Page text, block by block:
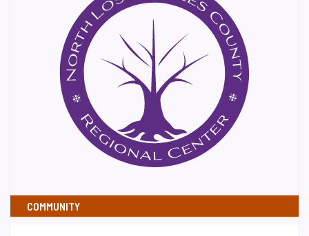
COMMUNITY